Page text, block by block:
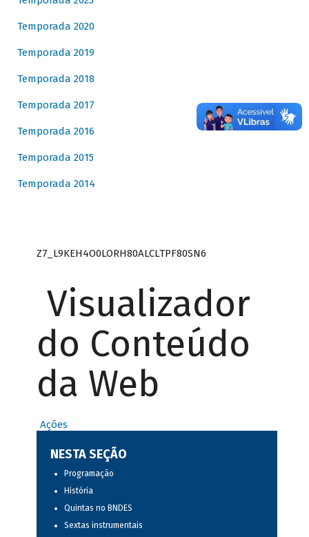
Temporada 2020
Temporada 2019
Temporada 2018
Temporada 2017
Temporada 2016
Temporada 2015
Temporada 2014
Z7_L9KEH4O0LORH80ALCLTPF80SN6
Visualizador
do Conteúdo
da Web
Ações
NESTA SEÇÃO
Programação
História
Quintas no BNDES
Sextas instrumentais